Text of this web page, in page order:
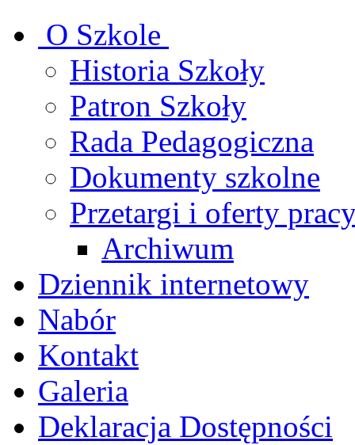
O Szkole
Historia Szkoły
Patron Szkoły
Rada Pedagogiczna
Dokumenty szkolne
Przetargi i oferty
Archiwum
Dziennik internetowy
Nabór
Kontakt
Galeria
Deklaracja Dostępności